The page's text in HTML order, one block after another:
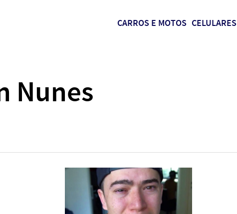
CARROS E MOTOS CELULARES
Nunes